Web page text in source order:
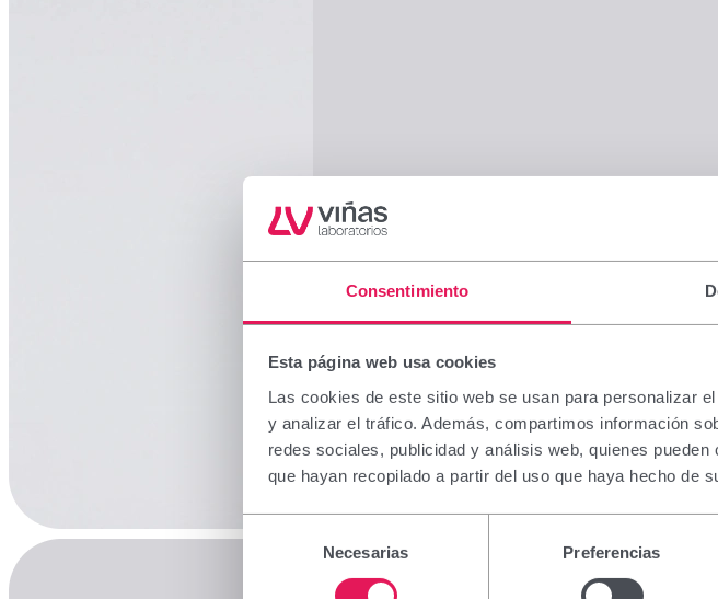
Consentimiento
Esta página web usa cookies
Las cookies de este sitio web se usan para personalizar
y analizar el tráfico. Además, compartimos información
redes sociales, publicidad y análisis web, quienes
que hayan recopilado a partir del uso que haya hecho de
Selección
consentimiento
Necesarias Preferencias